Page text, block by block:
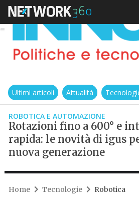
Ultimi articoli Attualità
ROBOTICA E AUTOMAZIONE
Rotazioni fino a 600° e
rapida: le novità di igus
nuova generazione
Home Tecnologie Robotica